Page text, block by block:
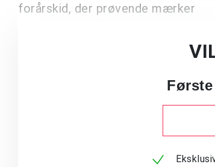
forårskid, der prøvende mærker